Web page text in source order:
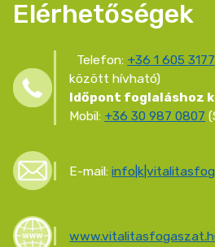
Elérhetőségek
Telefon: +36 1 605 3177
között hívható)
Időpont foglaláshoz
Mobil: +36 30 987 0807
E-mail: